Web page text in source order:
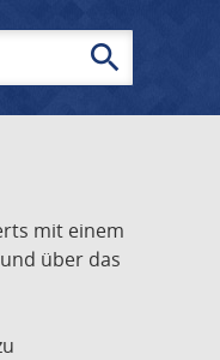
search
mit einem
über das